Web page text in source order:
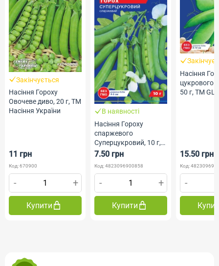
Закінчується
Насіння Гороху
Овочеве диво, 20 г, ТМ
Насіння України
11 грн
Код: 670900
- +
Купити
В наявності
Насіння Гороху
спаржевого
Суперцукровий, 10 г,
ТМ GL Seeds
7.50 грн
Код: 4823096900858
- +
Купити
Насіння
цукрового
50 г, ТМ GL
15.50 грн
Код:
-